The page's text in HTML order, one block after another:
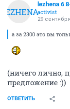
LEZHENA
lezhena 6
activist
29
а за 2300 это вы
(ничего лично,
предложение :))
ОТВЕТИТЬ